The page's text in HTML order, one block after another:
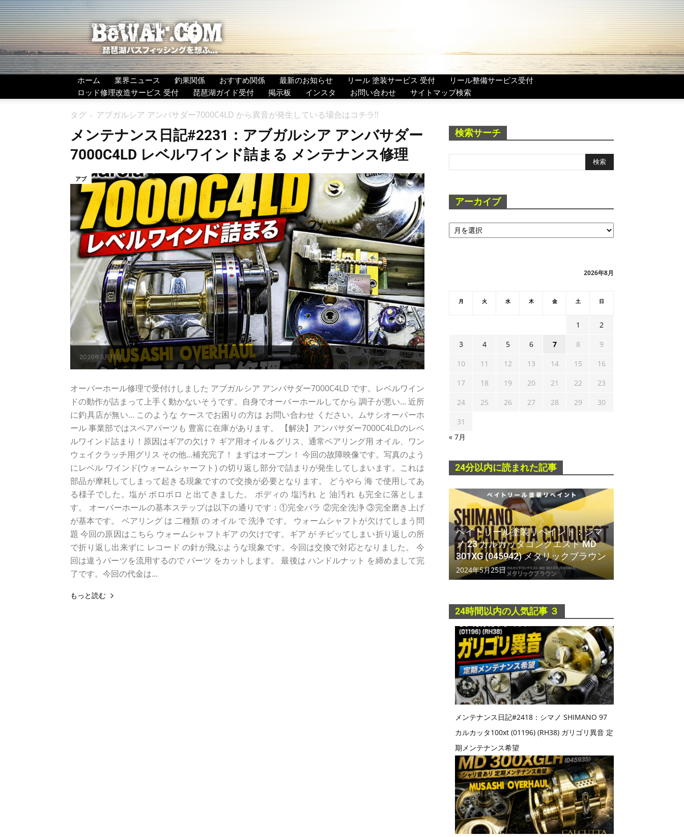
BeWAF
(ビ
ワ
エ
フ）
ホーム 業界ニュース 釣果関係 おすすめ関係 最新のお知らせ リール 塗装サービス 受付
リール整備サービス受付
ロッド修理改造サービス 受付
琵琶湖ガイド受付 掲示板 インスタ お問い合わせ サイトマップ検索
タグ アブガルシア アンバサダー7000C4LD から異音が発生している場合はコチラ!!
メンテナンス日記#2231：アブガルシア アンバサダー
7000C4LD レベルワインド詰まる メンテナンス修理
2026年5月11日
アブ
オーバーホール修理で受付けしました アブガルシア アンバサダー7000C4LD です。レベルワイン
ドの動作が詰まって上手く動かないそうです。自身でオーバーホールしてから 調子が悪い... 近所
に釣具店が無い... このような ケースでお困りの方は お問い合わせ ください。ムサシオーバーホ
ール 事業部ではスペアパーツも 豊富に在庫があります。 【解決】アンバサダー7000C4LDのレベ
ルワインド詰まり！原因はギアの欠け？ ギア用オイル＆グリス、通常ベアリング用 オイル、ワン
ウェイクラッチ用グリス その他...補充完了！ まずはオープン！ 今回の故障映像です。写真のよう
にレベル ワインド(ウォームシャーフト) の切り返し部分で詰まりが発生してしまいます。これは
部品が摩耗してしまって起きる現象ですので交換が必要となります。 どうやら 海 で使用してあ
る様子でした。塩が ボロボロ と出てきました。 ボディの 塩汚れ と 油汚れ も完全に落としま
す。 オーバーホールの基本ステップは以下の通りです：①完全バラ ②完全洗浄 ③完全磨き上げ
が基本です。 ベアリング は 二種類 の オイル で 洗浄 です。 ウォームシャフトが欠けてしまう問
題 今回の原因はこちら ウォームシャフトギア の欠けです。ギア が チビッてしまい折り返しの所
で折り返し出来ずに レコード の針が飛ぶような現象です。今回は交換で対応となりました。 今
回は違うパーツを流用するので パーツ をカットします。 最後は ハンドルナット を締めまして完
了です。今回の代金は...
もっと読む
検索サーチ
アーカイブ
ア
ー
2026年8月
月 火 水 木 金 土 日
1
2
3
4 5 6 7 8
9
10
11 12 13 14 15
16
17
18 19 20 21 22
23
24
25 26 27 28 29
30
31
« 7月
24分以内に読まれた記事
ベイトリール塗装リペイント：シマ
ノ 23 カルカッタコンクエスト MD
301XG (045942) メタリックブラウン
2024年5月25日
24時間以内の人気記事 ３
メンテナンス日記#2418：シマノ SHIMANO 97
カルカッタ100xt (01196) (RH38) ガリゴリ異音 定
期メンテナンス希望